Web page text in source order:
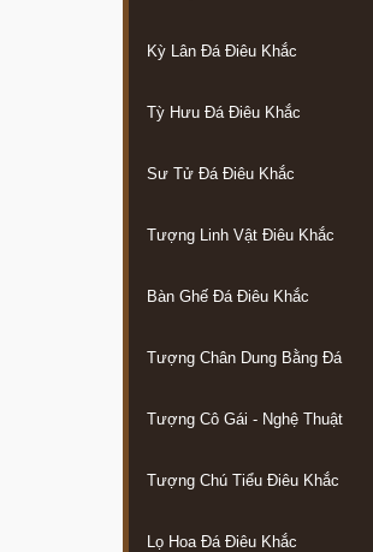
Kỳ Lân Đá Điêu Khắc
Tỳ Hưu Đá Điêu Khắc
Sư Tử Đá Điêu Khắc
Tượng Linh Vật Điêu Khắc
Bàn Ghế Đá Điêu Khắc
Tượng Chân Dung Bằng Đá
Tượng Cô Gái - Nghệ Thuật
Tượng Chú Tiểu Điêu Khắc
Lọ Hoa Đá Điêu Khắc